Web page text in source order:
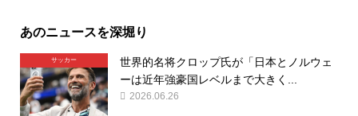
あのニュースを深堀り
サッカー
世界的名将クロップ氏が「日本とノルウェ
ーは近年強豪国レベルまで大きく...
2026.06.26